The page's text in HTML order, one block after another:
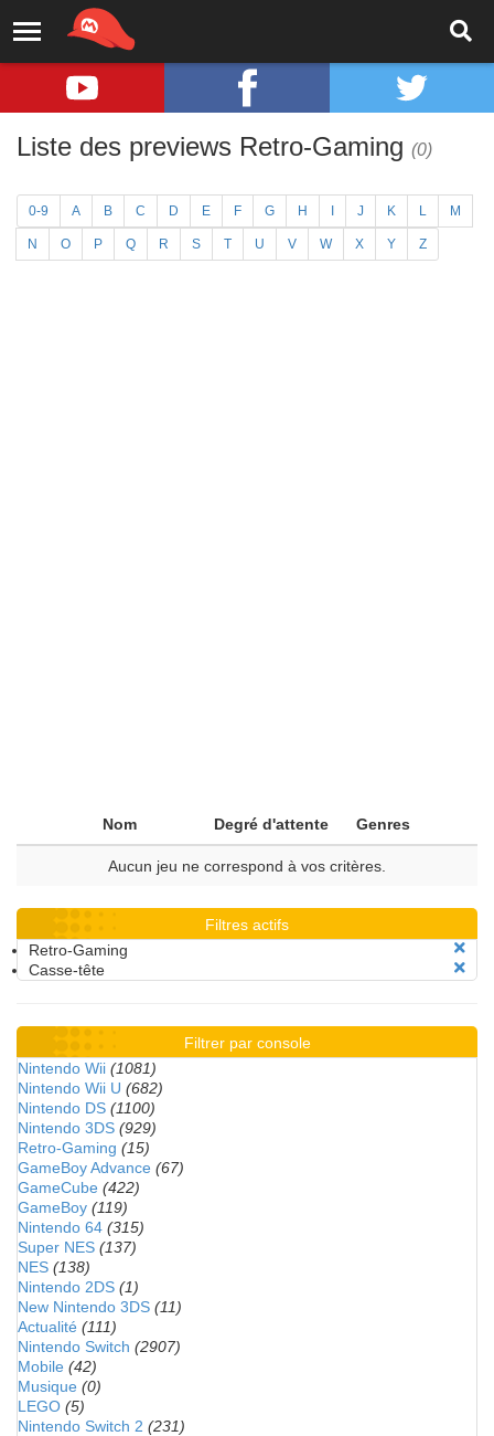
Liste des previews Retro-Gaming (0)
0-9 A B C D E F G H J K L M
N O P Q R S T U V W X Y Z
Nom Degré d'attente Genres
Aucun jeu ne correspond à vos critères.
Filtres actifs
Retro-Gaming
Casse-tête
Filtrer par console
Nintendo Wii (1081)
Nintendo Wii U (682)
Nintendo DS (1100)
Nintendo 3DS (929)
Retro-Gaming (15)
GameBoy Advance (67)
GameCube (422)
GameBoy (119)
Nintendo 64 (315)
Super NES (137)
NES (138)
Nintendo 2DS (1)
New Nintendo 3DS (11)
Actualité (111)
Nintendo Switch (2907)
Mobile (42)
Musique (0)
LEGO (5)
Nintendo Switch 2 (231)